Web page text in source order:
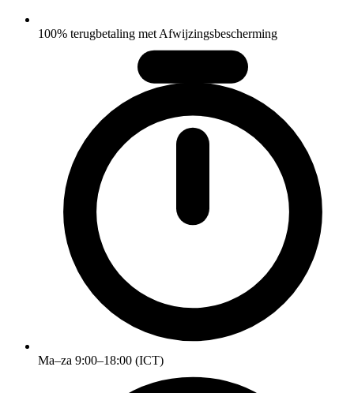
100% terugbetaling met Afwijzingsbescherming
Ma–za 9:00–18:00 (ICT)